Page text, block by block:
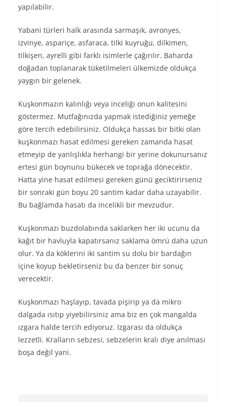
yapılabilir.
Yabani türleri halk arasında sarmaşık, avronyes,
izvinye, aspariçe, asfaraca, tilki kuyruğu, dilkimen,
tilkişen, ayrelli gibi farklı isimlerle çağırılır. Baharda
doğadan toplanarak tüketilmeleri ülkemizde oldukça
yaygın bir gelenek.
Kuşkonmazın kalınlığı veya inceliği onun kalitesini
göstermez. Mutfağınızda yapmak istediğiniz yemeğe
göre tercih edebilirsiniz. Oldukça hassas bir bitki olan
kuşkonmazı hasat edilmesi gereken zamanda hasat
etmeyip de yanlışlıkla herhangi bir yerine dokunursanız
ertesi gün boynunu bükecek ve toprağa dönecektir.
Hatta yine hasat edilmesi gereken günü geciktirirseniz
bir sonraki gün boyu 20 santim kadar daha uzayabilir.
Bu bağlamda hasatı da incelikli bir mevzudur.
Kuşkonmazı buzdolabında saklarken her iki ucunu da
kağıt bir havluyla kapatırsanız saklama ömrü daha uzun
olur. Ya da köklerini iki santim su dolu bir bardağın
içine koyup bekletirseniz bu da benzer bir sonuç
verecektir.
Kuşkonmazı haşlayıp, tavada pişirip ya da mikro
dalgada ısıtıp yiyebilirsiniz ama biz en çok mangalda
ızgara halde tercih ediyoruz. Izgarası da oldukça
lezzetli. Kralların sebzesi, sebzelerin kralı diye anılması
boşa değil yani.